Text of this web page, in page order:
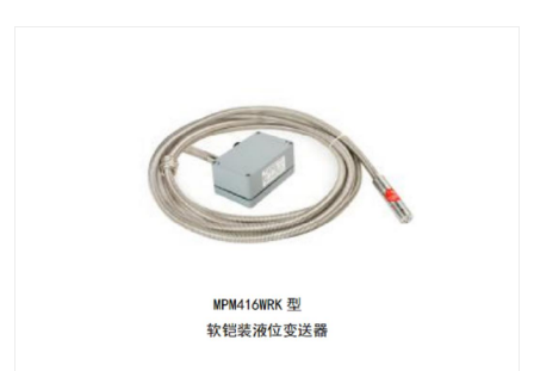
标准型工业压力变送器 罐旁显示仪
温度传感器变送器
电量变送器